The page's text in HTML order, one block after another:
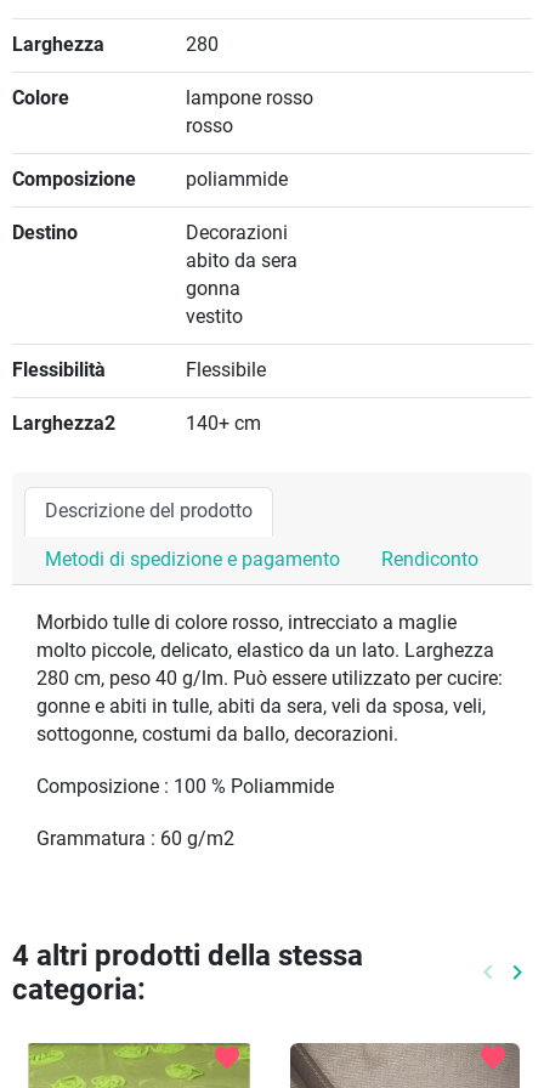
Larghezza 280
Colore
lampone rosso
rosso
Composizione poliammide
Destino
Decorazioni
abito da sera
gonna
vestito
Flessibilità Flessibile
Larghezza2 140+ cm
Descrizione del prodotto
Metodi di spedizione e pagamento Rendiconto
Morbido tulle di colore rosso, intrecciato a maglie
molto piccole, delicato, elastico da un lato. Larghezza
280 cm, peso 40 g/lm. Può essere utilizzato per cucire:
gonne e abiti in tulle, abiti da sera, veli da sposa, veli,
sottogonne, costumi da ballo, decorazioni.
Composizione : 100 % Poliammide
Grammatura : 60 g/m2
4 altri prodotti della stessa
categoria:
keyboard_arrow_left keyboard_arrow_right
favorite favorite